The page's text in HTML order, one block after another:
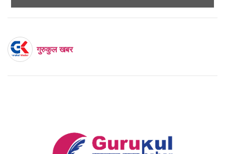
गुरुकुल खबर